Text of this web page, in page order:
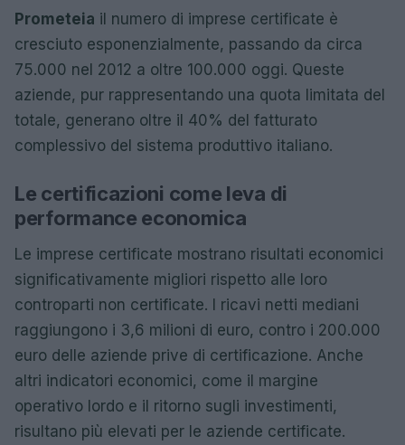
Prometeia il numero di imprese certificate è
cresciuto esponenzialmente, passando da circa
75.000 nel 2012 a oltre 100.000 oggi. Queste
aziende, pur rappresentando una quota limitata del
totale, generano oltre il 40% del fatturato
complessivo del sistema produttivo italiano.
Le certificazioni come leva di
performance economica
Le imprese certificate mostrano risultati economici
significativamente migliori rispetto alle loro
controparti non certificate. I ricavi netti mediani
raggiungono i 3,6 milioni di euro, contro i 200.000
euro delle aziende prive di certificazione. Anche
altri indicatori economici, come il margine
operativo lordo e il ritorno sugli investimenti,
risultano più elevati per le aziende certificate.